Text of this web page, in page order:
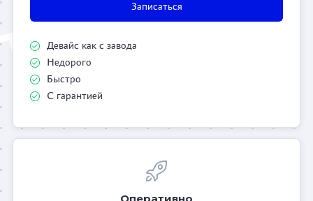
Записаться
Девайс как с завода
Недорого
Быстро
С гарантией